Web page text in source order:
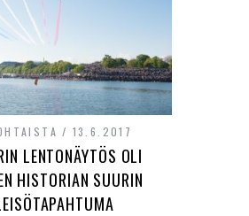
13.6.2017
LENTONÄYTÖS OLI
HISTORIAN SUURIN